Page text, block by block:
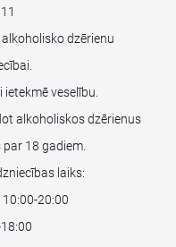
dzērienu
veselību.
alkoholiskos dzērienus
18 gadiem.
laiks:
20:00